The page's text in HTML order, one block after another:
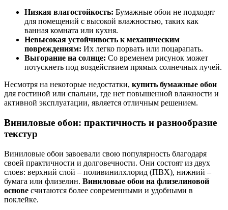
Низкая влагостойкость: Бумажные обои не подходят
для помещений с высокой влажностью, таких как
ванная комната или кухня.
Невысокая устойчивость к механическим
повреждениям: Их легко порвать или поцарапать.
Выгорание на солнце: Со временем рисунок может
потускнеть под воздействием прямых солнечных лучей.
Несмотря на некоторые недостатки, купить бумажные обои
для гостиной или спальни, где нет повышенной влажности и
активной эксплуатации, является отличным решением.
Виниловые обои: практичность и разнообразие
текстур
Виниловые обои завоевали свою популярность благодаря
своей практичности и долговечности. Они состоят из двух
слоев: верхний слой – поливинилхлорид (ПВХ), нижний –
бумага или флизелин. Виниловые обои на флизелиновой
основе считаются более современными и удобными в
поклейке.